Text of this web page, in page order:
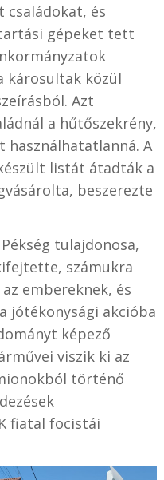
családokat, és
gépeket tett
károsultak közül
Azt
a hűtőszekrény,
használhatatlanná. A
listát átadták a
beszerezte
tulajdonosa,
számukra
embereknek, és
jótékonysági akcióba
képező
viszik ki az
történő
fiatal focistái